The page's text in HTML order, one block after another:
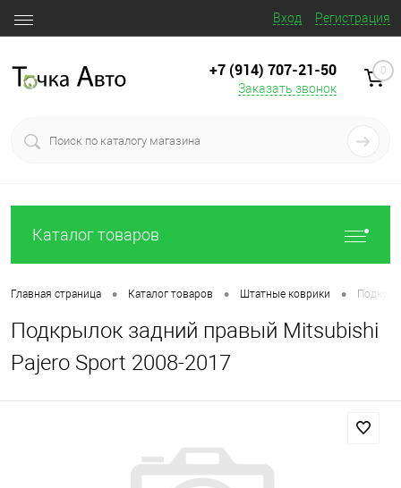
Вход Регистрация
+7 (914) 707‒21‒50
Заказать звонок
0
Каталог товаров
Главная страница • Каталог товаров • Штатные коврики •
Подкрылок задний правый Mitsubishi
Pajero Sport 2008-2017